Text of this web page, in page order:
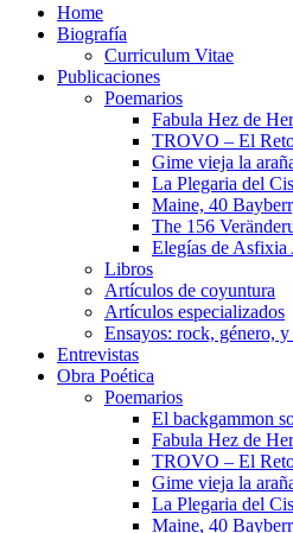
Home
Biografía
Curriculum Vitae​
Publicaciones
Poemarios
Fabula Hez de
TROVO – El
Gime vieja la
La Plegaria del
Maine, 40
The 156
Elegías de
Libros
Artículos de coyuntura
Artículos especializados
Ensayos: rock, género,
Entrevistas
Obra Poética
Poemarios
El backgammon
Fabula Hez de
TROVO – El
Gime vieja la
La Plegaria del
Maine, 40